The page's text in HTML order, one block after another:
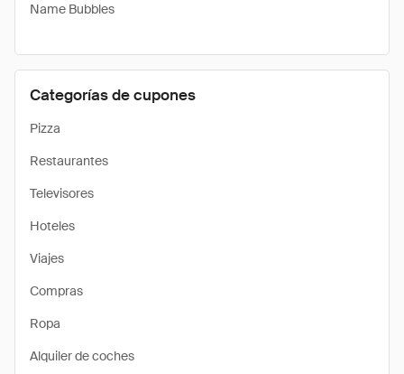
Name Bubbles
Categorías de cupones
Pizza
Restaurantes
Televisores
Hoteles
Viajes
Compras
Ropa
Alquiler de coches